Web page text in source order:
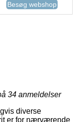
Besøg webshop
34 anmeldelser
diverse
er for nærværende